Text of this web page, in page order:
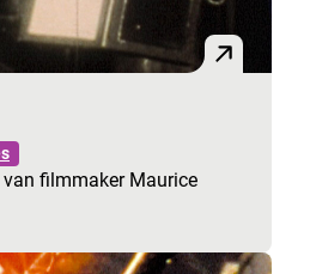
filmmaker Maurice